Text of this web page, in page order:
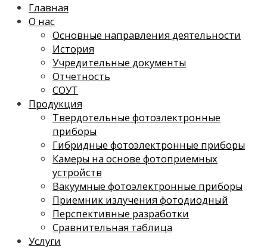
Главная
О нас
Основные направления деятельности
История
Учредительные документы
Отчетность
СОУТ
Продукция
Твердотельные фотоэлектронные
приборы
Гибридные фотоэлектронные приборы
Камеры на основе фотоприемных
устройств
Вакуумные фотоэлектронные приборы
Приемник излучения фотодиодный
Перспективные разработки
Сравнительная таблица
Услуги